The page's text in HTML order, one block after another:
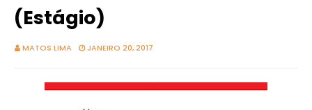
(Estágio)
MATOS LIMA JANEIRO 20, 2017